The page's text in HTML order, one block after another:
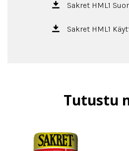
Sakret HML1
Sakret HML1
Tutustu